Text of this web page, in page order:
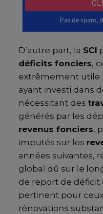
D’autre part, la SCI
déficits fonciers,
extrêmement utile
ayant investi dans
nécessitant des
générés par les
revenus fonciers,
imputés sur les
années suivantes,
global dû sur le
de report de
pertinent pour
rénovations